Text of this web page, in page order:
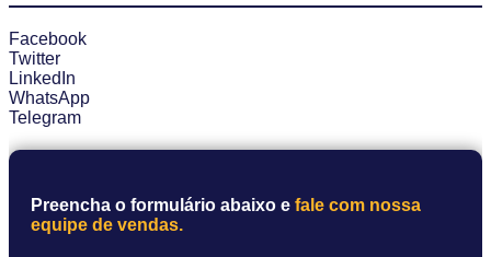
Facebook
Twitter
LinkedIn
WhatsApp
Telegram
Preencha o formulário abaixo e fale com nossa
equipe de vendas.